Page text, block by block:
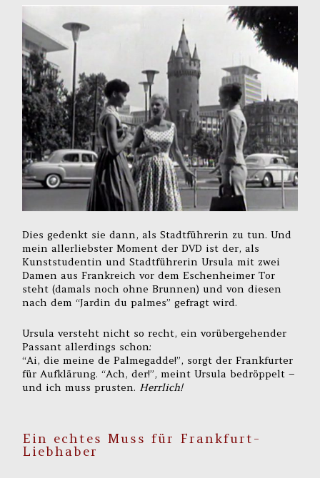
Dies gedenkt sie dann, als Stadtführerin zu tun. Und
mein allerliebster Moment der DVD ist der, als
Kunststudentin und Stadtführerin Ursula mit zwei
Damen aus Frankreich vor dem Eschenheimer Tor
steht (damals noch ohne Brunnen) und von diesen
nach dem “Jardin du palmes” gefragt wird.
Ursula versteht nicht so recht, ein vorübergehender
Passant allerdings schon:
“Ai, die meine de Palmegadde!”, sorgt der Frankfurter
für Aufklärung. “Ach, der!”, meint Ursula bedröppelt –
und ich muss prusten. Herrlich!
Ein echtes Muss für Frankfurt-
Liebhaber